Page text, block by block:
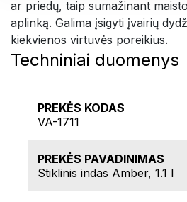
ar priedų, taip sumažinant
aplinką. Galima įsigyti įvairių
kiekvienos virtuvės poreikius.
Techniniai duomenys
PREKĖS KODAS
VA-1711
PREKĖS PAVADINIMAS
Stiklinis indas Amber, 1.1 l